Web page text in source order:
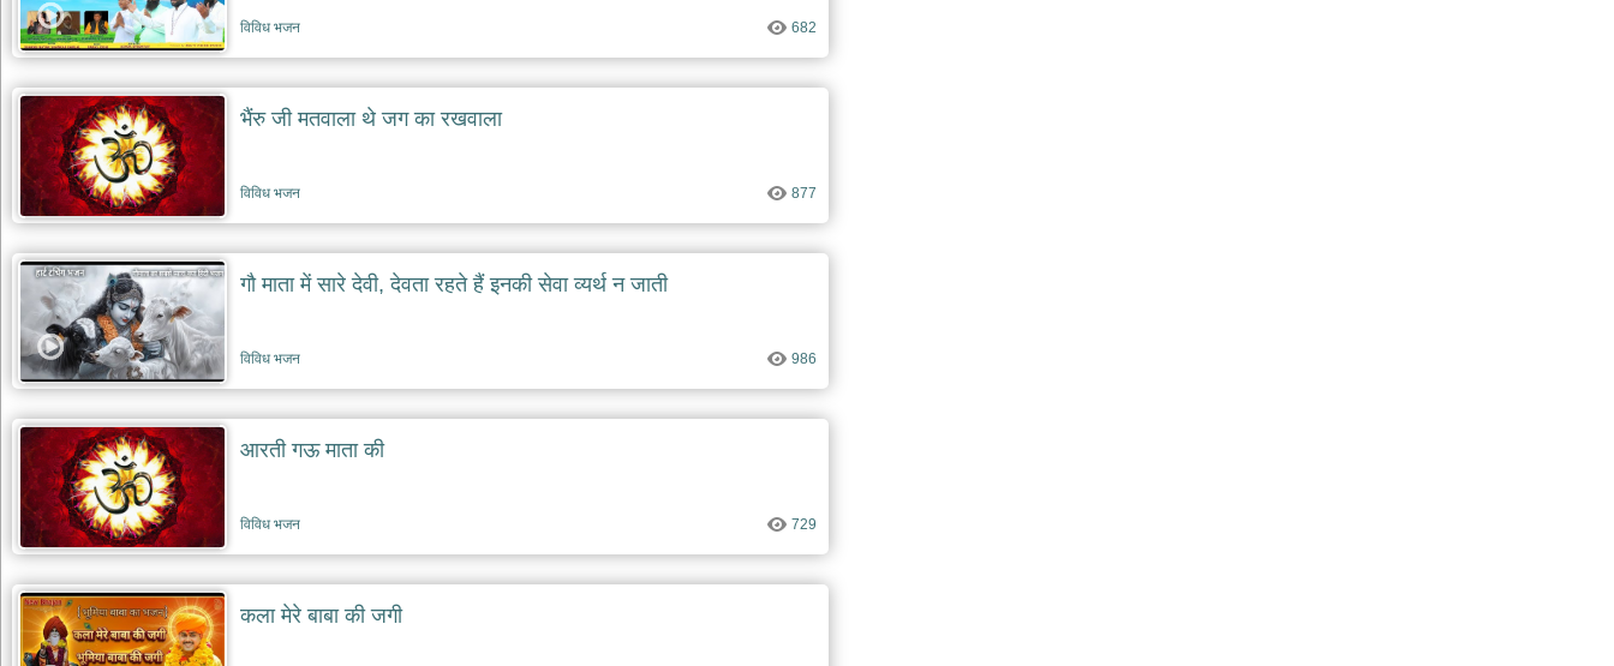
बावा
लाल
दयाल
भजन
bawa
lal
dayal
bhajans
शनि
देव
भजन
shani
dev
bhajans
आज
का
भजन
bhajan
of
the
day
भजन
जोड़ें
bhajans
विविध भजन 682
भैंरु जी मतवाला थे जग का रखवाला
विविध भजन 877
गौ माता में सारे देवी, देवता रहते हैं इनकी सेवा व्यर्थ न जाती
विविध भजन 986
आरती गऊ माता की
विविध भजन 729
कला मेरे बाबा की जगी